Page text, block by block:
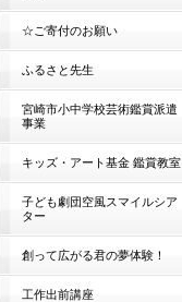
☆ご寄付のお願い
ふるさと先生
宮崎市小中学校芸術鑑賞派遣
事業
キッズ・アート基金 鑑賞教室
子ども劇団空風スマイルシア
ター
創って広がる君の夢体験！
工作出前講座